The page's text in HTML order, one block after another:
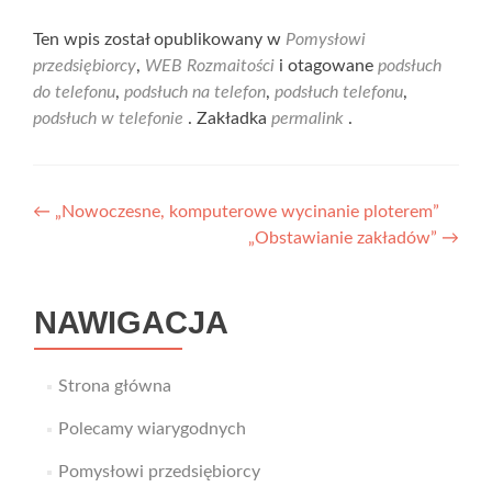
Ten wpis został opublikowany w Pomysłowi
przedsiębiorcy, WEB Rozmaitości i otagowane podsłuch
do telefonu, podsłuch na telefon, podsłuch telefonu,
podsłuch w telefonie . Zakładka permalink .
Nawigacja
← „Nowoczesne, komputerowe wycinanie ploterem”
„Obstawianie zakładów” →
NAWIGACJA
Strona główna
Polecamy wiarygodnych
Pomysłowi przedsiębiorcy